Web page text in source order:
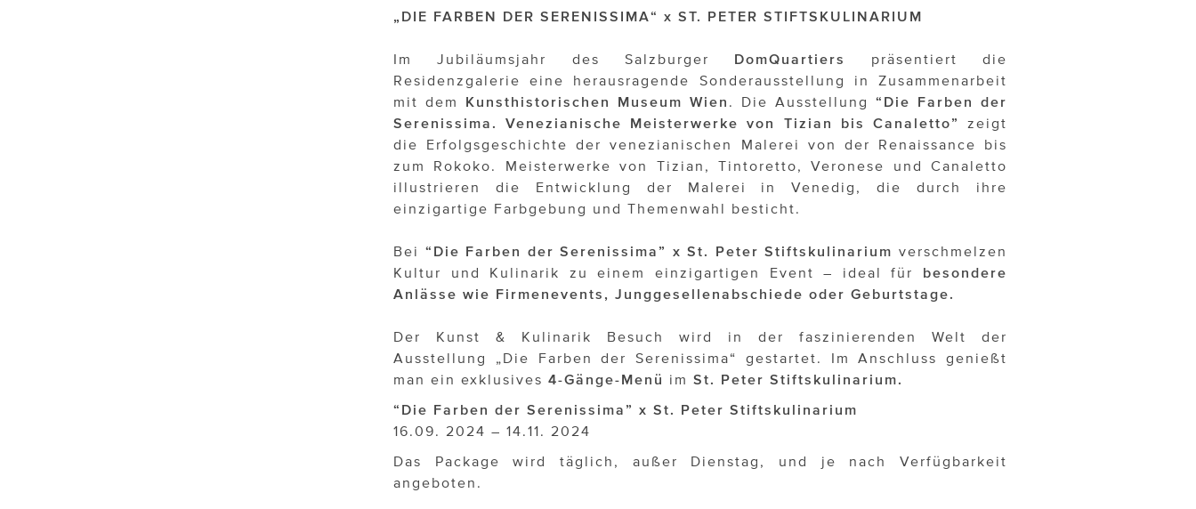
„DIE FARBEN DER SERENISSIMA“ x ST. PETER STIFTSKULINARIUM
Im Jubiläumsjahr des Salzburger DomQuartiers
präsentiert die
Residenzgalerie eine herausragende Sonderausstellung in Zusammenarbeit
mit dem Kunsthistorischen Museum Wien . Die Ausstellung “Die Farben der
Serenissima. Venezianische Meisterwerke von Tizian bis Canaletto”
zeigt
die Erfolgsgeschichte der venezianischen Malerei von der Renaissance bis
zum Rokoko. Meisterwerke von Tizian, Tintoretto, Veronese und Canaletto
illustrieren die Entwicklung der Malerei in Venedig, die durch ihre
einzigartige Farbgebung und Themenwahl besticht.
Bei “Die Farben der Serenissima” x St. Peter Stiftskulinariumverschmelzen
Kultur und Kulinarik zu einem einzigartigen Event – ideal für besondere
Anlässe wie Firmenevents, Junggesellenabschiede oder Geburtstage.
Der Kunst & Kulinarik Besuch wird in der faszinierenden Welt der
Ausstellung „Die Farben der Serenissima“ gestartet. Im Anschluss genießt
man ein exklusives 4-Gänge-Menü im St. Peter Stiftskulinarium.
“Die Farben der Serenissima” x St. Peter Stiftskulinarium
16.09. 2024 – 14.11. 2024
Das Package wird täglich, außer Dienstag, und je nach Verfügbarkeit
angeboten.